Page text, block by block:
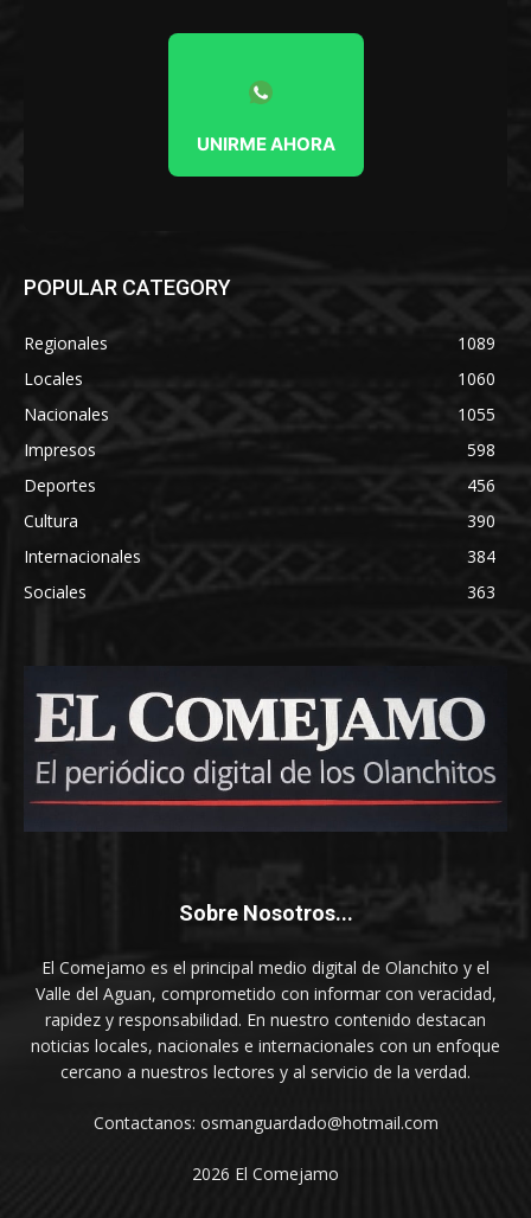
UNIRME AHORA
POPULAR CATEGORY
Regionales
1089
Locales
1060
Nacionales
1055
Impresos
598
Deportes
456
Cultura
390
Internacionales
384
Sociales
363
Sobre Nosotros...
El Comejamo es el principal medio digital de Olanchito y el
Valle del Aguan, comprometido con informar con veracidad,
rapidez y responsabilidad. En nuestro contenido destacan
noticias locales, nacionales e internacionales con un enfoque
cercano a nuestros lectores y al servicio de la verdad.
Contactanos: osmanguardado@hotmail.com
2026 El Comejamo